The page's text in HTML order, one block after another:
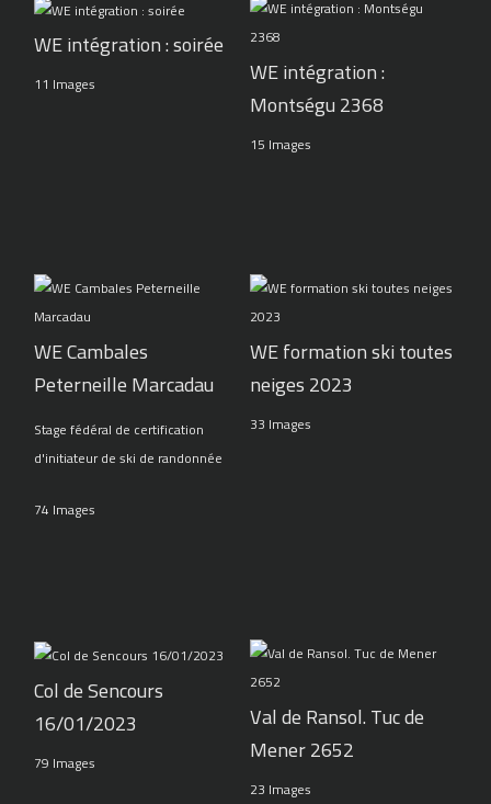
WE intégration : soirée
11 Images
WE intégration :
Montségu 2368
15 Images
WE Cambales
Peterneille Marcadau
Stage fédéral de certification
d'initiateur de ski de randonnée
74 Images
WE formation ski toutes
neiges 2023
33 Images
Col de Sencours
16/01/2023
79 Images
Val de Ransol. Tuc de
Mener 2652
23 Images